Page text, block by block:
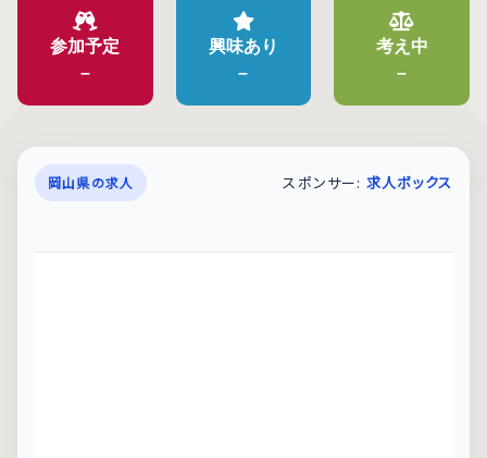
参加予定
–
興味あり
–
考え中
–
岡山県の求人 スポンサー: 求人ボックス